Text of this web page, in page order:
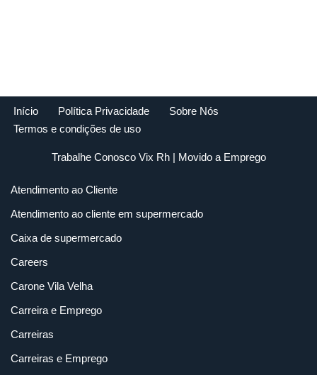
Início Política Privacidade
Sobre Nós
Termos e condições de uso
Trabalhe Conosco Vix Rh| Movido a Emprego
Atendimento ao Cliente
Atendimento ao cliente em supermercado
Caixa de supermercado
Careers
Carone Vila Velha
Carreira e Emprego
Carreiras
Carreiras e Emprego